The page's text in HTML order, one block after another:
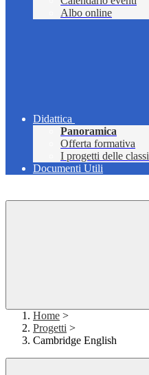
Albo online
Didattica
Panoramica
Offerta formativa
I progetti delle classi
Documenti Utili
Home >
Progetti >
Cambridge English